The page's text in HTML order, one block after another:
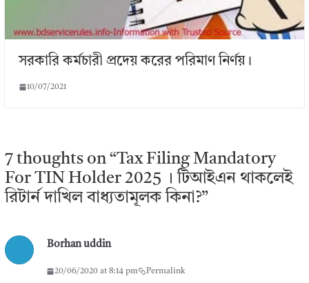
সরকারি কর্মচারী প্রদেয় করের পরিমাণ নির্ণয়।
10/07/2021
7 thoughts on “Tax Filing Mandatory
For TIN Holder 2025 । টিআইএন থাকলেই
রিটার্ন দাখিল বাধ্যতামূলক কিনা?”
Borhan uddin
20/06/2020 at 8:14 pm Permalink